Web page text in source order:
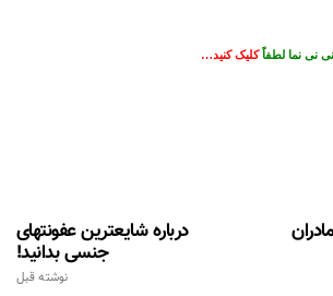
نی نما لطفاً کلیک کنید…
درباره شایعترین عفونتهای
جنسی بدانید!
نوشته قبل